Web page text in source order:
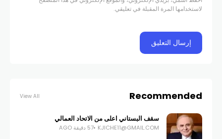
لاستخدامها المرة المقبلة في تعليقي.
Recommended
View All
سقف البستاني اعلى من الاتحاد العمالي
KJICHE11@GMAIL.COM 57 دقيقة AGO